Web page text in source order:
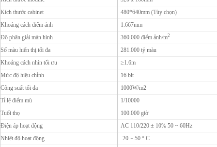
Kích thước cabinet
480*640mm (Tùy chọn)
Khoảng cách điểm ảnh
1.667mm
Độ phân giải màn hình
360.000 điểm ảnh/m2
Số màu hiển thị tối đa
281.000 tỷ màu
Khoảng cách nhìn tối ưu
≥1.6m
Mức độ hiệu chỉnh
16 bit
Công suất tối đa
1000W/m2
Tỉ lệ điểm mù
1/10000
Tuổi thọ
100.000 giờ
Điện áp hoạt động
AC 110/220 ± 10% 50 ~ 60Hz
Nhiệt độ hoạt động
-20 ~ 50 ° C